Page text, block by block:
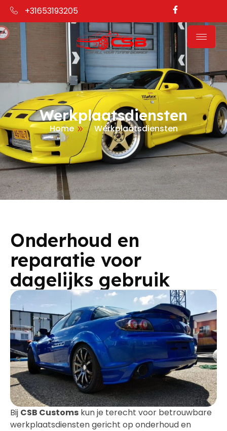
+31653193205
Werkplaatsdiensten
Home Werkplaatsdiensten
Onderhoud en
reparatie voor
dagelijks gebruik
Bij CSB Customs kun je terecht voor betrouwbare
werkplaatsdiensten gericht op onderhoud en